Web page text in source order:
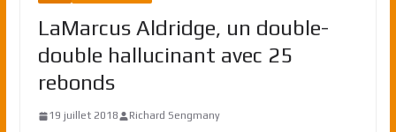
LaMarcus Aldridge, un double-
double hallucinant avec 25
rebonds
19 juillet 2018 Richard Sengmany